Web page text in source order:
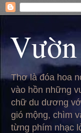
Thơ là đóa hoa
vào hồn những
chữ du dương
gió mộng, chìm
từng phím nhạc